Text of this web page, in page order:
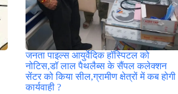
जनता पाइल्स आयुर्वेदिक हॉस्पिटल को
नोटिस,डॉ लाल पैथलैब्स के सैंपल कलेक्शन
सेंटर को किया सील,ग्रामीण क्षेत्रों में कब होगी
कार्यवाही ?